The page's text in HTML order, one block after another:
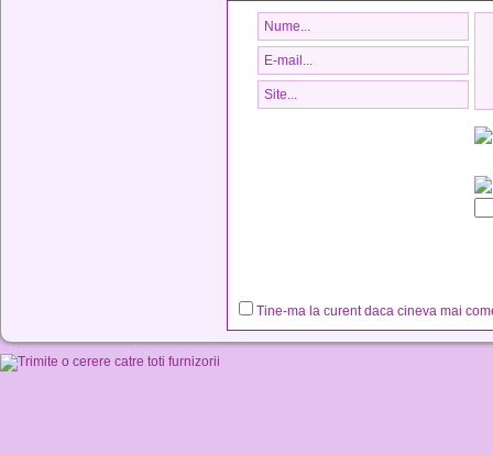
Tine-ma la curent daca cineva mai